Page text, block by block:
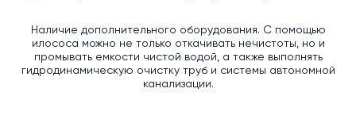
Наличие дополнительного оборудования. С помощью
илососа можно не только откачивать нечистоты, но и
промывать емкости чистой водой, а также выполнять
гидродинамическую очистку труб и системы автономной
канализации.